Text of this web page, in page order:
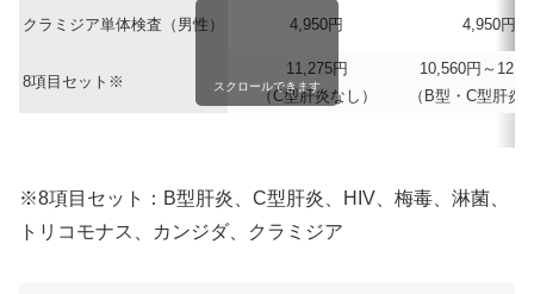
クラミジア単体検査（男性） 4,950円 4,950円
8項目セット※
11,275円
（C型肝炎なし）
10,560円～
（B型・C型肝炎
スクロールできます
※8項目セット：B型肝炎、C型肝炎、HIV、梅毒、淋菌、
トリコモナス、カンジダ、クラミジア